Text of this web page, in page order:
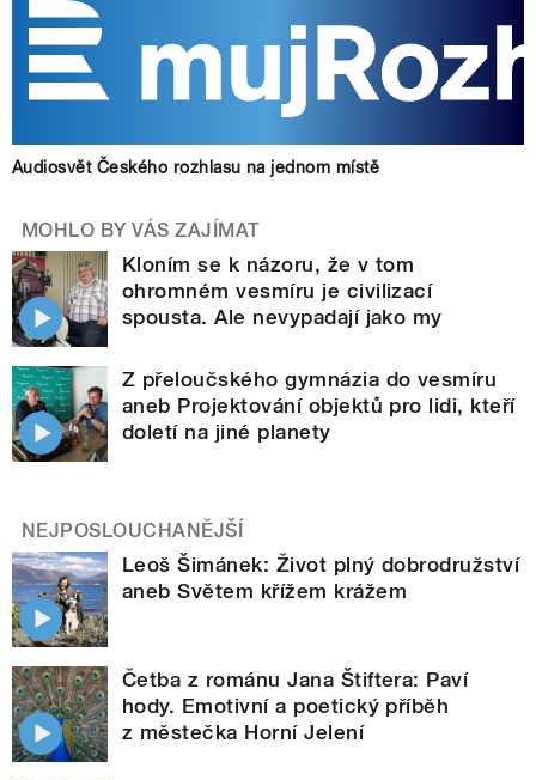
Audiosvět Českého rozhlasu na jednom místě
MOHLO BY VÁS ZAJÍMAT
Kloním se k názoru, že v tom
ohromném vesmíru je civilizací
spousta. Ale nevypadají jako my
Z přeloučského gymnázia do vesmíru
aneb Projektování objektů pro lidi, kteří
doletí na jiné planety
NEJPOSLOUCHANĚJŠÍ
Leoš Šimánek: Život plný dobrodružství
aneb Světem křížem krážem
Četba z románu Jana Štiftera: Paví
hody. Emotivní a poetický příběh
z městečka Horní Jelení